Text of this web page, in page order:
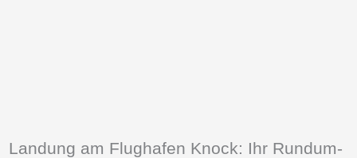
Landung am Flughafen Knock: Ihr Rundum-